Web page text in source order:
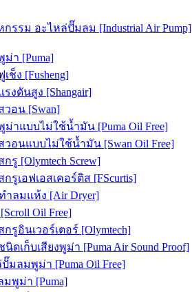
รรม อะไหล่ปั๊มลม [Industrial Air Pump]
า [Puma]
ช็ง [Fusheng]
งดันสูง [Shangair]
อน [Swan]
าแบบไม่ใช้น้ำมัน [Puma Oil Free]
อนแบบไม่ใช้น้ำมัน [Swan Oil Free]
รู [Olymtech Screw]
รูเอฟเอสเคอร์ติส [FScurtis]
ำลมแห้ง [Air Dryer]
Oil Free]
รูอินเวอร์เตอร์ [Olymtech]
ดเก็บเสียงพูม่า [Puma Air Sound Proof]
มลมพูม่า [Puma Oil Free]
พูม่า [Puma]